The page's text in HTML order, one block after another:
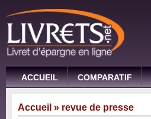
ACCUEIL COMPARATIF
Accueil » revue de presse